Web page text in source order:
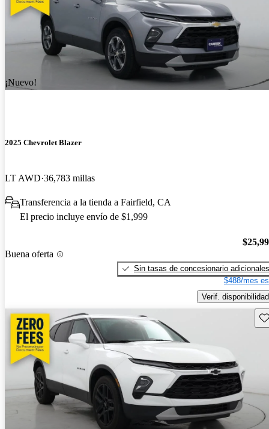
¡Nuevo!
2025 Chevrolet Blazer
LT AWD 36,783 millas
Transferencia a la tienda a Fairfield, CA
El precio incluye envío de $1,999
Buena oferta
Sin tasas de concesionario adicionales
$488/mes
Verif. disponibilidad